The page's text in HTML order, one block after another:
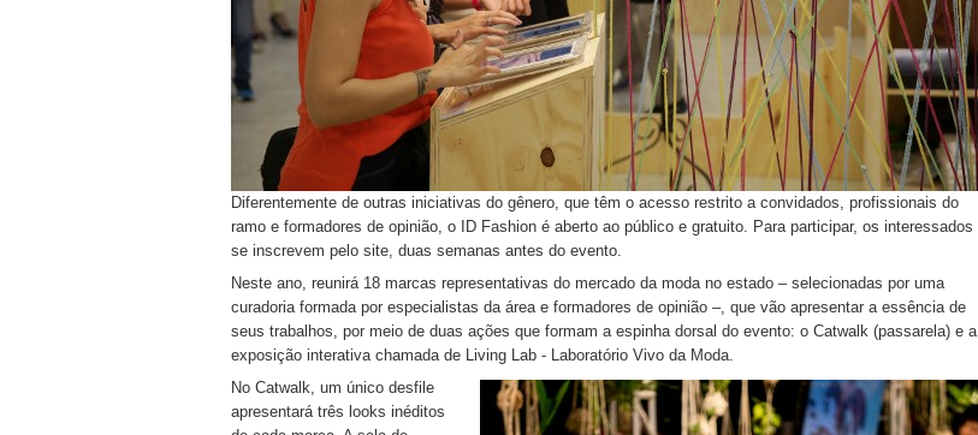
Diferentemente de outras iniciativas do gênero, que têm o acesso restrito a convidados, profissionais do
ramo e formadores de opinião, o ID Fashion é aberto ao público e gratuito. Para participar, os interessados
se inscrevem pelo site, duas semanas antes do evento.
Neste ano, reunirá 18 marcas representativas do mercado da moda no estado – selecionadas por uma
curadoria formada por especialistas da área e formadores de opinião –, que vão apresentar a essência de
seus trabalhos, por meio de duas ações que formam a espinha dorsal do evento: o Catwalk (passarela) e a
exposição interativa chamada de Living Lab - Laboratório Vivo da Moda.
No Catwalk, um único desfile
apresentará três looks inéditos